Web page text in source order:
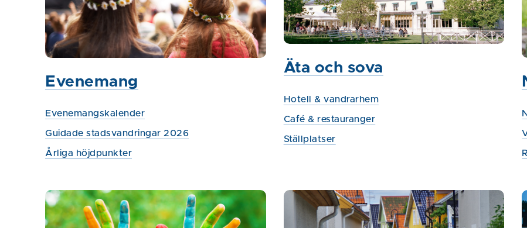
Evenemang
Evenemangskalender
Guidade stadsvandringar 2026
Årliga höjdpunkter
Äta och sova
Hotell & vandrarhem
Café & restauranger
Ställplatser